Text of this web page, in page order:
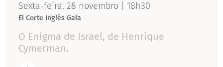
Sexta-feira, 28 novembro | 18h30
El Corte Inglês Gaia
O Enigma de Israel, de Henrique
Cymerman.